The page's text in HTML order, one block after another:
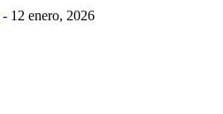
- 12 enero, 2026